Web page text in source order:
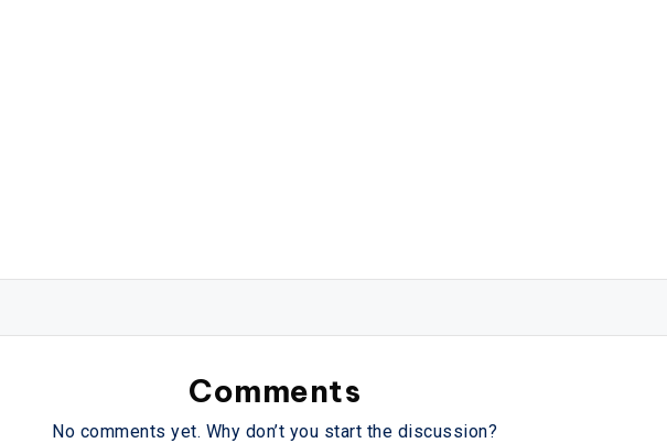
Comments
No comments yet. Why don’t you start the discussion?